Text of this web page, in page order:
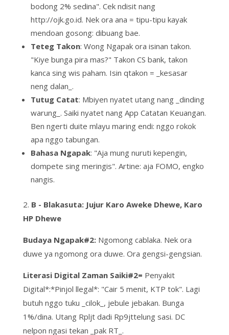
bodong 2% sedina". Cek ndisit nang
http://ojk.go.id. Nek ora ana = tipu-tipu kayak
mendoan gosong: dibuang bae.
Teteg Takon: Wong Ngapak ora isinan takon.
"Kiye bunga pira mas?" Takon CS bank, takon
kanca sing wis paham. Isin qtakon = _kesasar
neng dalan_.
Tutug Catat: Mbiyen nyatet utang nang _dinding
warung_. Saiki nyatet nang App Catatan Keuangan.
Ben ngerti duite mlayu maring endi: nggo rokok
apa nggo tabungan.
Bahasa Ngapak: "Aja mung nuruti kepengin,
dompete sing meringis". Artine: aja FOMO, engko
nangis.
2. B - Blakasuta: Jujur Karo Aweke Dhewe, Karo
HP Dhewe
Budaya Ngapak#2: Ngomong cablaka. Nek ora
duwe ya ngomong ora duwe. Ora gengsi-gengsian.
Literasi Digital Zaman Saiki#2= Penyakit
Digital*:*Pinjol llegal*: "Cair 5 menit, KTP tok". Lagi
butuh nggo tuku _cilok_, jebule jebakan. Bunga
1%/dina. Utang Rpljt dadi Rp9jttelung sasi. DC
nelpon ngasi tekan _pak RT_.